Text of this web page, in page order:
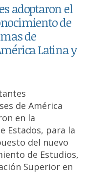
adoptaron el
de
de
Latina y
de América
en la
Estados, para la
del nuevo
de Estudios,
Superior en